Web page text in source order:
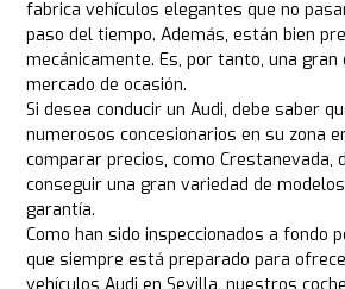
fabrica vehículos elegantes que no
paso del tiempo. Además, están bien
mecánicamente. Es, por tanto, una gran
mercado de ocasión.
Si desea conducir un Audi, debe saber
numerosos concesionarios en su zona
comparar precios, como Crestanevada,
conseguir una gran variedad de
garantía.
Como han sido inspeccionados a fondo
que siempre está preparado para